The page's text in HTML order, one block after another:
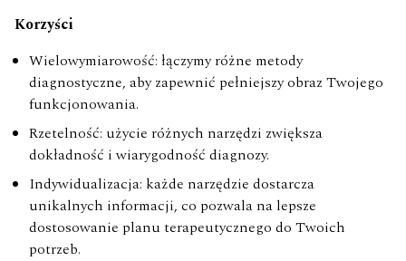
Korzyści
Wielowymiarowość: łączymy różne metody
diagnostyczne, aby zapewnić pełniejszy obraz Twojego
funkcjonowania.
Rzetelność: użycie różnych narzędzi zwiększa
dokładność i wiarygodność diagnozy.
Indywidualizacja: każde narzędzie dostarcza
unikalnych informacji, co pozwala na lepsze
dostosowanie planu terapeutycznego do Twoich
potrzeb.